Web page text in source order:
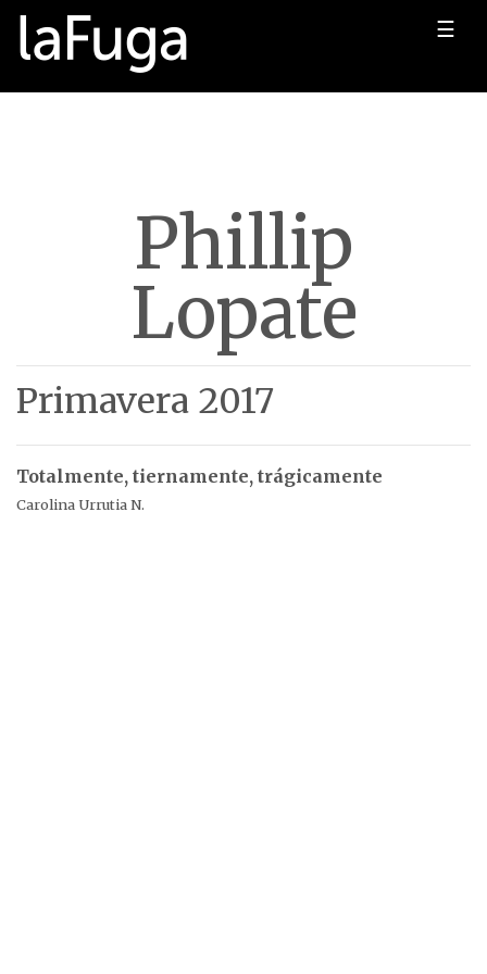
☰
Phillip
Lopate
Primavera 2017
Totalmente, tiernamente, trágicamente
Carolina Urrutia N.